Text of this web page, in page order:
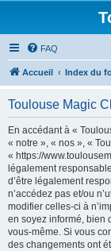
FAQ
Accueil Index du
Toulouse Magic
En accédant à «
« notre », « nos », «
« https://
légalement
d’être légalement
n’accédez pas et/ou
modifier celles-ci à
en soyez informé, bien
vous-même. Si vous
des changements ont